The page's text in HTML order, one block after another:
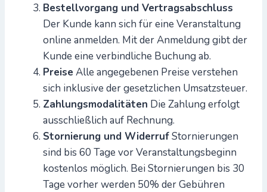
Bestellvorgang und Vertragsabschluss
Der Kunde kann sich für eine Veranstaltung
online anmelden. Mit der Anmeldung gibt der
Kunde eine verbindliche Buchung ab.
Preise Alle angegebenen Preise verstehen
sich inklusive der gesetzlichen Umsatzsteuer.
Zahlungsmodalitäten Die Zahlung erfolgt
ausschließlich auf Rechnung.
Stornierung und WiderrufStornierungen
sind bis 60 Tage vor Veranstaltungsbeginn
kostenlos möglich. Bei Stornierungen bis 30
Tage vorher werden 50% der Gebühren